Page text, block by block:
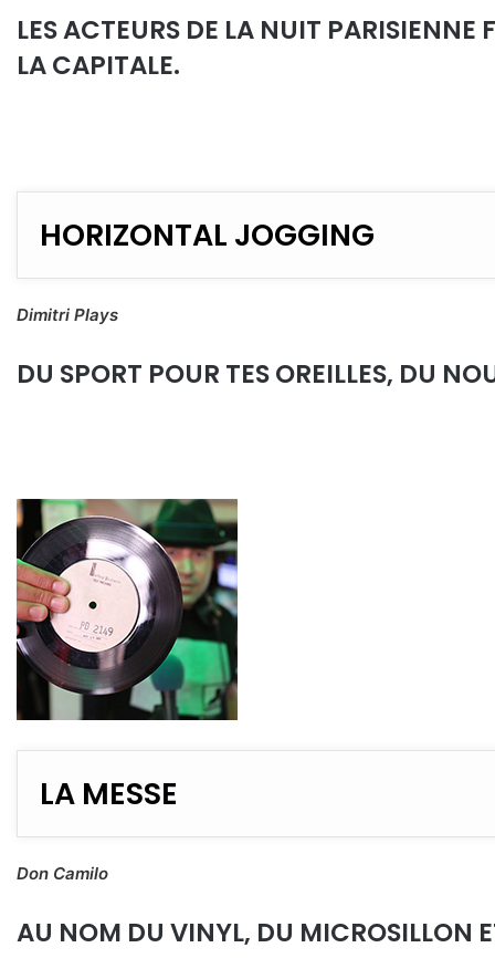
LES ACTEURS DE LA NUIT PARISIENNE
LA CAPITALE.
HORIZONTAL JOGGING
Dimitri Plays
DU SPORT POUR TES OREILLES, DU
LA MESSE
Don Camilo
AU NOM DU VINYL, DU MICROSILLON